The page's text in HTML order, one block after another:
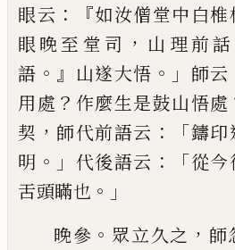
眼云 ：『如汝僧堂中白椎
眼晚至堂司 ， 山理前話
語 。』 山遂大悟 。」 師云
用處 ？ 作麼生是鼓山悟處
契 ， 師代前語云 ：「鑄印
明 。」 代後語云 ：「從今
舌頭瞞也 。」
晚參 。 眾立久之 ， 師